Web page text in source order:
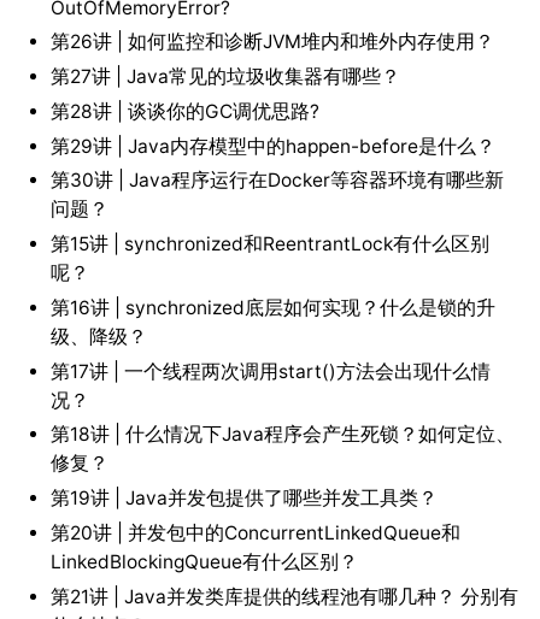
OutOfMemoryError?
第26讲 | 如何监控和诊断JVM堆内和堆外内存使用？
第27讲 | Java常见的垃圾收集器有哪些？
第28讲 | 谈谈你的GC调优思路?
第29讲 | Java内存模型中的happen-before是什么？
第30讲 | Java程序运行在Docker等容器环境有哪些新
问题？
第15讲 | synchronized和ReentrantLock有什么区别
呢？
第16讲 | synchronized底层如何实现？什么是锁的升
级、降级？
第17讲 | 一个线程两次调用start()方法会出现什么情
况？
第18讲 | 什么情况下Java程序会产生死锁？如何定位、
修复？
第19讲 | Java并发包提供了哪些并发工具类？
第20讲 | 并发包中的ConcurrentLinkedQueue和
LinkedBlockingQueue有什么区别？
第21讲 | Java并发类库提供的线程池有哪几种？ 分别有